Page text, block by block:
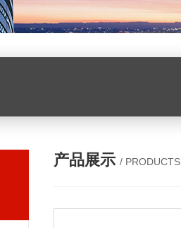
产品展示 / PRODUCTS